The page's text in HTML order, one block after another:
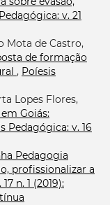
v. 21
Mota de Castro,
de formação
, Poíesis
Lopes Flores,
Goiás:
Pedagógica: v. 16
Pedagogia
profissionalizar a
n. 1 (2019):